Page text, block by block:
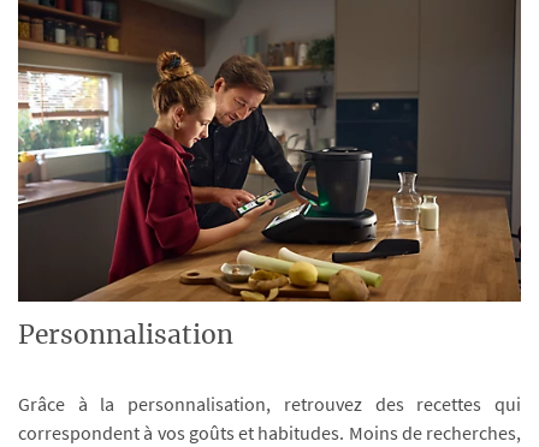
Personnalisation
Grâce à la personnalisation, retrouvez des recettes qui
correspondent à vos goûts et habitudes. Moins de recherches,